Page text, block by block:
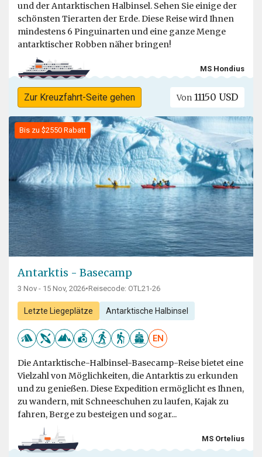
und der Antarktischen Halbinsel. Sehen Sie einige der
schönsten Tierarten der Erde. Diese Reise wird Ihnen
mindestens 6 Pinguinarten und eine ganze Menge
antarktischer Robben näher bringen!
MS Hondius
Zur Kreuzfahrt-Seite gehen Von 11150 USD
Bis zu $2550 Rabatt
Antarktis - Basecamp
3 Nov - 15 Nov, 2026•Reisecode: OTL21-26
Letzte Liegeplätze Antarktische Halbinsel
EN
Die Antarktische-Halbinsel-Basecamp-Reise bietet eine
Vielzahl von Möglichkeiten, die Antarktis zu erkunden
und zu genießen. Diese Expedition ermöglicht es Ihnen,
zu wandern, mit Schneeschuhen zu laufen, Kajak zu
fahren, Berge zu besteigen und sogar...
MS Ortelius